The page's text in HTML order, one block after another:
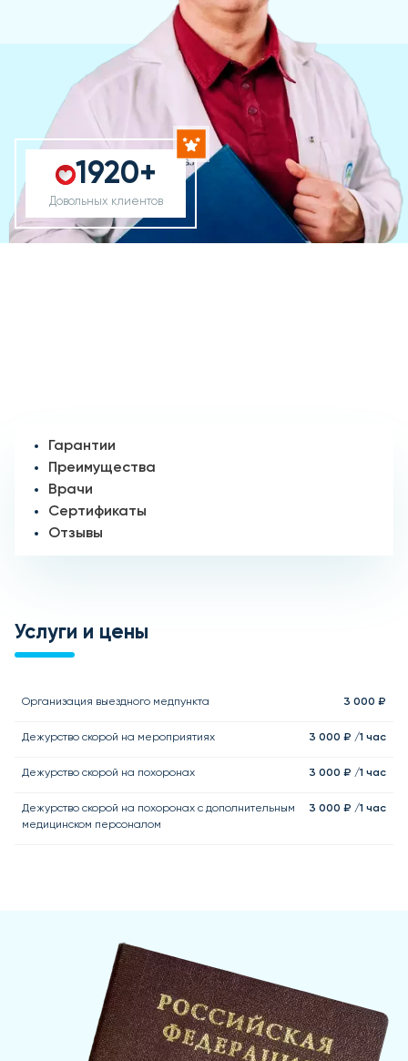
1920+
Довольных клиентов
Гарантии
Преимущества
Врачи
Сертификаты
Отзывы
Услуги и цены
Организация выездного медпункта 3 000 ₽
Дежурство скорой на мероприятиях 3 000 ₽ /1 час
Дежурство скорой на похоронах 3 000 ₽ /1 час
Дежурство скорой на похоронах с дополнительным
медицинском персоналом
3 000 ₽ /1 час